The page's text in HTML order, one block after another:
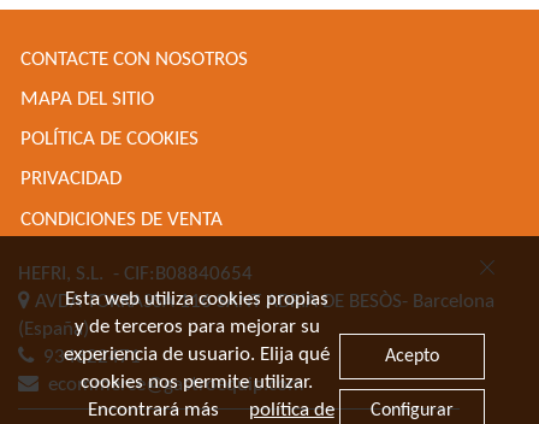
CONTACTE CON NOSOTROS
MAPA DEL SITIO
POLÍTICA DE COOKIES
PRIVACIDAD
CONDICIONES DE VENTA
HEFRI, S.L. - CIF:B08840654
AVDA TORRASSA 116SANT ADRIA DE BESÒS- Barcelona
(España)
934622471
ecommerce@gastroequip.com
Esta web utiliza cookies propias
y de terceros para mejorar su
experiencia de usuario. Elija qué
cookies nos permite utilizar.
Encontrará más
política de
Acepto
Configurar